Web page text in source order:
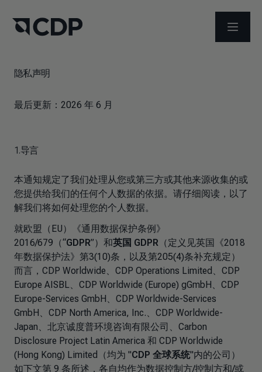
打开菜单
隐私声明
最后更新：2026 年 6 月
1.导言
本通知规定了我们处理从您或第三方或其他来源收集的或
您提供给我们的任何个人数据的依据。请仔细阅读，以了
解我们将如何处理您的个人数据。
就欧盟（EU）《通用数据保护条例》
2016/679（“GDPR”）和英国 GDPR （定义见英国《2018
年数据保护法》第3(10)条，以及第205(4)条补充规定）
而言，CDP Worldwide、CDP Operations Limited、CDP
Europe AISBL、CDP Worldwide (Europe) gGmbH、CDP
Europe-Services GmbH、CDP Worldwide-Services
GmbH、CDP North America, Inc.、CDP Worldwide-
Japan、北京诚度普环境咨询有限公司、Carbon
Disclosure Project Latin America 和 CDP Worldwide
(Hong Kong) Limited（均为 "CDP 全球系统"内的公司）
如下文第 9 条所述，各自均作为数据控制方/控制方和/或